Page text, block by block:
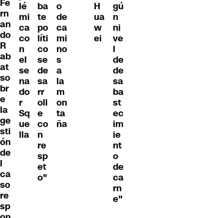
Fe
rn
an
do
R
ab
at
so
br
e
la
ge
sti
ón
de
l
ca
so
re
sp
lé
mi
ca
co
n
el
se
na
do
r
Sq
ue
lla
ba
te
po
líti
co
se
de
sa
rr
oll
e
co
n
re
sp
et
o"
o
de
ca
mi
no
s
a
la
m
on
ta
ña
H
ua
w
ei
gú
n
ni
ve
l
de
de
sa
ba
st
ec
im
ie
nt
o
de
ca
rn
e"